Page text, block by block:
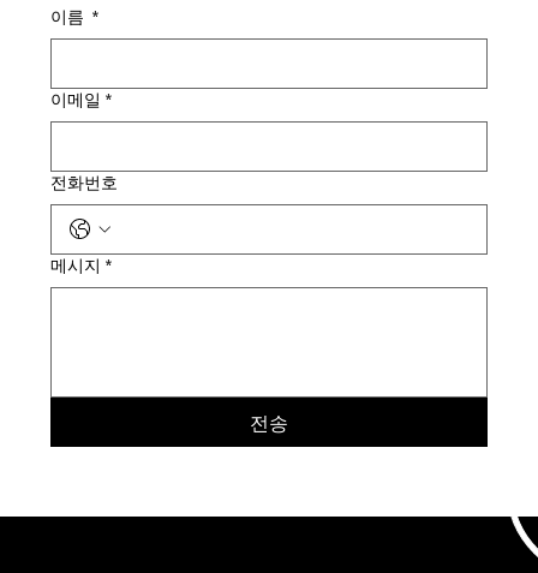
이름 *
이메일 *
전화번호
메시지 *
전송